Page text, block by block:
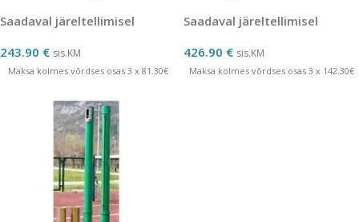
Saadaval järeltellimisel
243.90 € sis.KM
Maksa kolmes võrdses osas 3 x 81.30€
Saadaval järeltellimisel
426.90 € sis.KM
Maksa kolmes võrdses osas 3 x 142.30€